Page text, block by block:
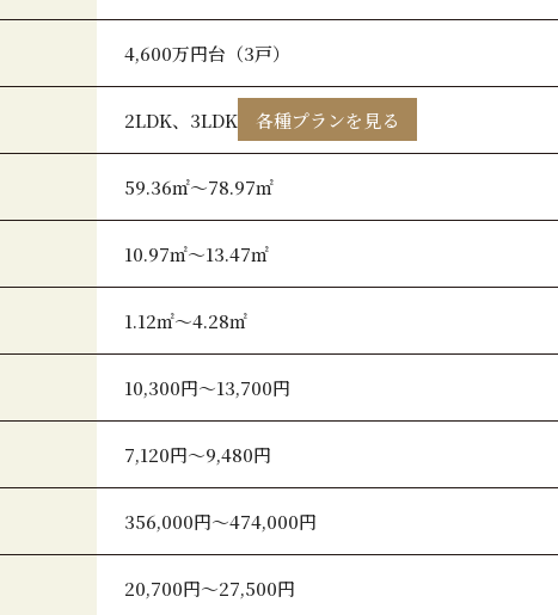
4,600万円台（3戸）
2LDK、3LDK 各種プランを見る
59.36㎡～78.97㎡
10.97㎡～13.47㎡
1.12㎡～4.28㎡
10,300円～13,700円
7,120円～9,480円
356,000円～474,000円
20,700円～27,500円